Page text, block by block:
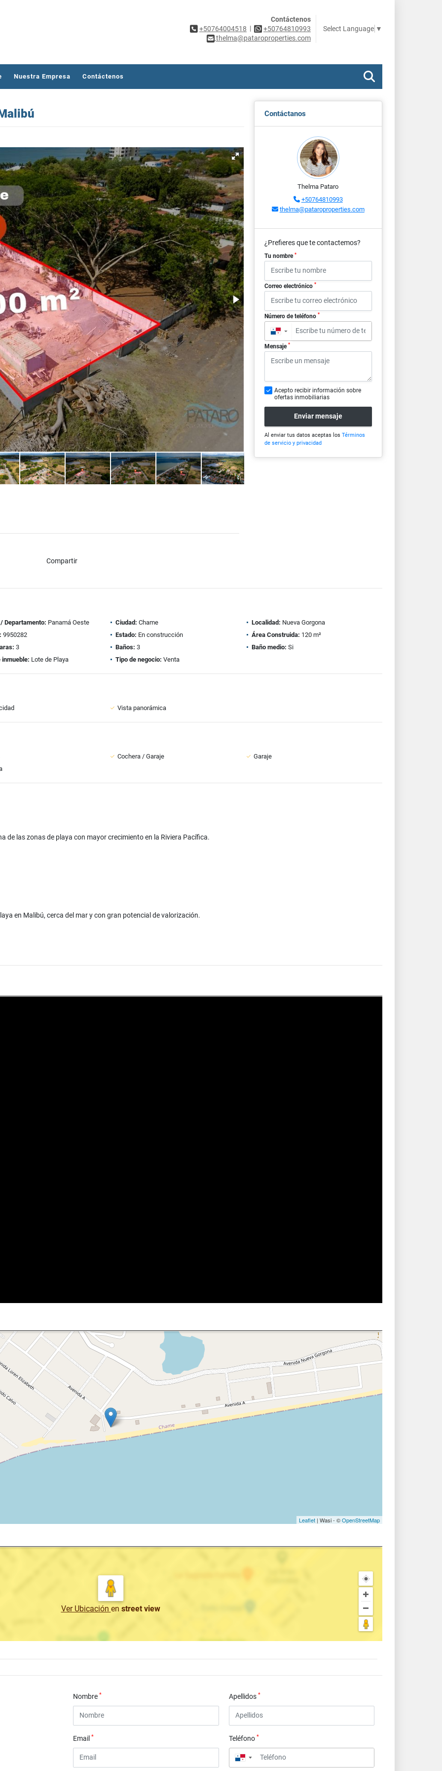
Contáctenos
+50764004518 |
+50764810993
thelma@pataroproperties.com
Select Language ▼
Nuestra Empresa Contáctenos
Compartir
Contáctanos
Thelma Pataro
+50764810993
thelma@pataroproperties.com
¿Prefieres que te contactemos?
Tu nombre *
Correo electrónico *
Número de teléfono *
▼
Mensaje *
Acepto recibir información sobre
ofertas inmobiliarias
Enviar mensaje
Al enviar tus datos aceptas los Términos
de servicio y privacidad
Departamento: Panamá Oeste Ciudad: Chame Localidad: Nueva Gorgona
9950282 Estado: En construcción Área Construida: 120 m²
3 Baños: 3 Baño medio: Si
inmueble: Lote de Playa Tipo de negocio: Venta
Vista panorámica
Cochera / Garaje
Garaje
de las zonas de playa con mayor crecimiento en la Riviera Pacífica.
en Malibú, cerca del mar y con gran potencial de valorización.
Leaflet | Wasi - ©OpenStreetMap
Ver Ubicación en street view
Nombre* Apellidos *
Email* Teléfono *
▼